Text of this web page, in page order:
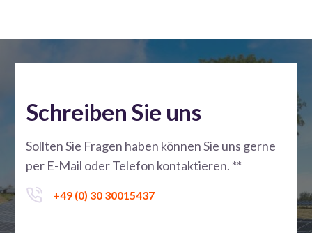
Schreiben Sie uns
Sollten Sie Fragen haben können Sie uns gerne
per E-Mail oder Telefon kontaktieren. **
+49 (0) 30 30015437